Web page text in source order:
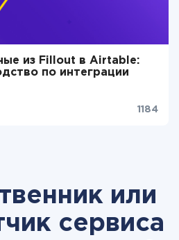
из Fillout в Airtable:
по интеграции
1184
или
сервиса